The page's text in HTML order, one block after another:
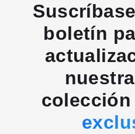
boletín
colección